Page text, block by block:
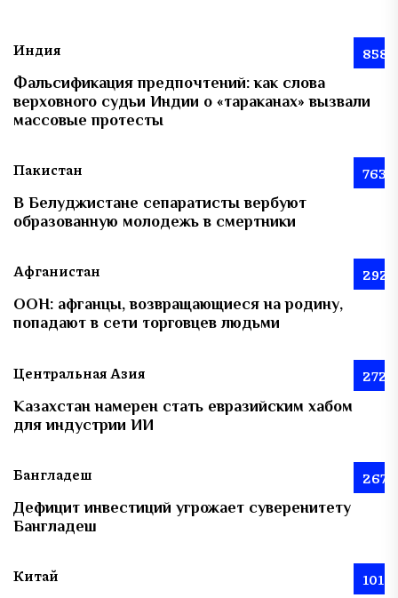
Индия 858
Фальсификация предпочтений: как слова
верховного судьи Индии о «тараканах» вызвали
массовые протесты
Пакистан 763
В Белуджистане сепаратисты вербуют
образованную молодежь в смертники
Афганистан 292
ООН: афганцы, возвращающиеся на родину,
попадают в сети торговцев людьми
Центральная Азия 272
Казахстан намерен стать евразийским хабом
для индустрии ИИ
Бангладеш 267
Дефицит инвестиций угрожает суверенитету
Бангладеш
Китай 101